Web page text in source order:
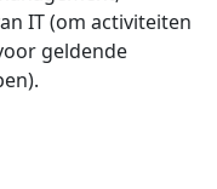
IT (om activiteiten
geldende